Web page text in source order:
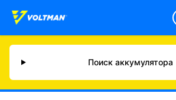
Поиск аккумулятора